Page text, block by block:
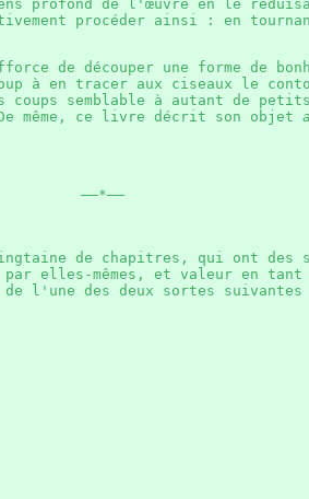
profond de l'œuvre en le
procéder ainsi : en
de découper une forme de
à en tracer aux ciseaux le
coups semblable à autant de
même, ce livre décrit son objet
——*——
vingtaine de chapitres, qui ont
elles-mêmes, et valeur en tant
l'une des deux sortes